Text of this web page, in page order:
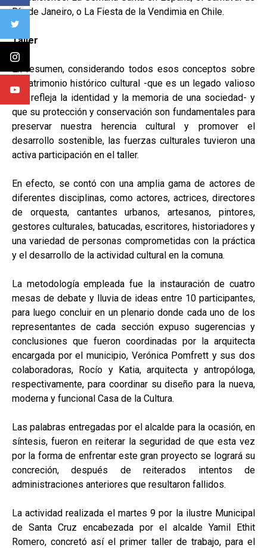
Río de Janeiro, o La Fiesta de la Vendimia en Chile.
Taller
En resumen, considerando todos esos conceptos sobre
el patrimonio histórico cultural -que es un legado valioso
que refleja la identidad y la memoria de una sociedad- y
que su protección y conservación son fundamentales para
preservar nuestra herencia cultural y promover el
desarrollo sostenible, las fuerzas culturales tuvieron una
activa participación en el taller.
En efecto, se contó con una amplia gama de actores de
diferentes disciplinas, como actores, actrices, directores
de orquesta, cantantes urbanos, artesanos, pintores,
gestores culturales, batucadas, escritores, historiadores y
una variedad de personas comprometidas con la práctica
y el desarrollo de la actividad cultural en la comuna.
La metodología empleada fue la instauración de cuatro
mesas de debate y lluvia de ideas entre 10 participantes,
para luego concluir en un plenario donde cada uno de los
representantes de cada sección expuso sugerencias y
conclusiones que fueron coordinadas por la arquitecta
encargada por el municipio, Verónica Pomfrett y sus dos
colaboradoras, Rocío y Katia, arquitecta y antropóloga,
respectivamente, para coordinar su diseño para la nueva,
moderna y funcional Casa de la Cultura.
Las palabras entregadas por el alcalde para la ocasión, en
síntesis, fueron en reiterar la seguridad de que esta vez
por la forma de enfrentar este gran proyecto se logrará su
concreción, después de reiterados intentos de
administraciones anteriores que resultaron fallidos.
La actividad realizada el martes 9 por la ilustre Municipal
de Santa Cruz encabezada por el alcalde Yamil Ethit
Romero, concretó así el primer taller de trabajo, para el